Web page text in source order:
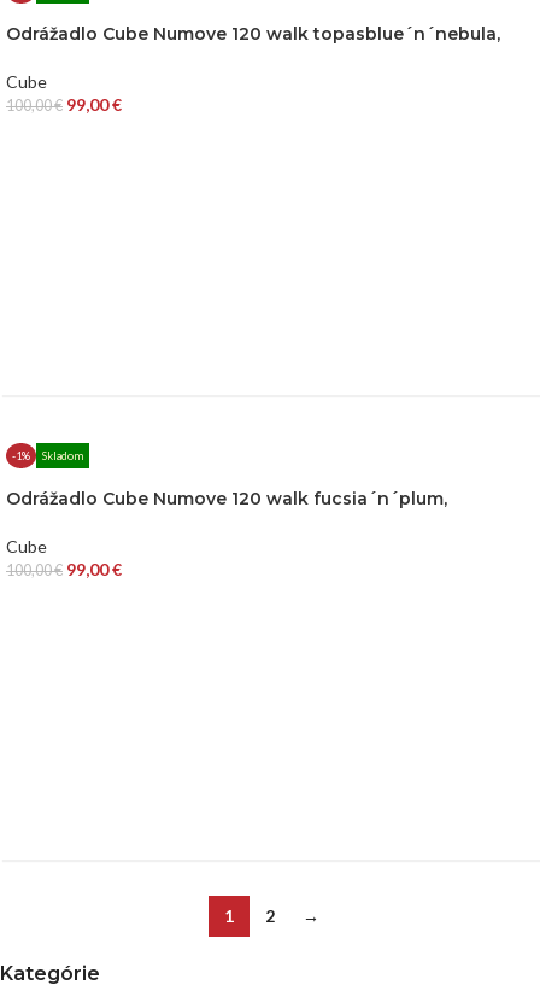
Kategórie
Odrážadlo Cube Numove 120 walk topasblue´n´nebula,
Cube
100,00€ 99,00€
-1% Skladom
Odrážadlo Cube Numove 120 walk fucsia´n´plum,
Cube
100,00€ 99,00€
1 2 →